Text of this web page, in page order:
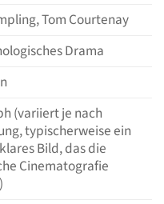
Tom Courtenay
Drama
(variiert je nach
typischerweise ein
Bild, das die
Cinematografie